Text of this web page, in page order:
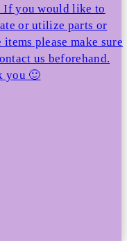
If you would like to
or utilize parts or
items please make sure
us beforehand.
you 🙂